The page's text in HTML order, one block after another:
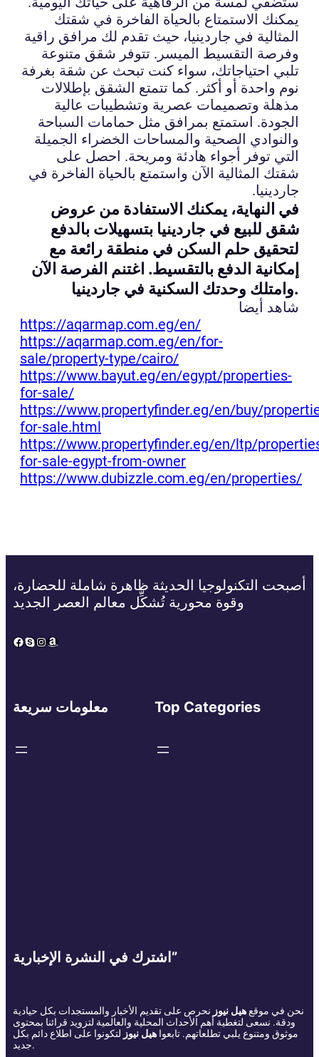
يمكنك الاستمتاع بالحياة الفاخرة في شقتك
المثالية في جاردينيا، حيث تقدم لك مرافق راقية
وفرصة التقسيط الميسر. تتوفر شقق متنوعة
تلبي احتياجاتك، سواء كنت تبحث عن شقة بغرفة
نوم واحدة أو أكثر. كما تتمتع الشقق بإطلالات
مذهلة وتصميمات عصرية وتشطيبات عالية
الجودة. استمتع بمرافق مثل حمامات السباحة
والنوادي الصحية والمساحات الخضراء الجميلة
التي توفر أجواء هادئة ومريحة. احصل على
شقتك المثالية الآن واستمتع بالحياة الفاخرة في
جاردينيا.
في النهاية، يمكنك الاستفادة من عروض
شقق للبيع في جاردينيا بتسهيلات بالدفع
لتحقيق حلم السكن في منطقة رائعة مع
إمكانية الدفع بالتقسيط. اغتنم الفرصة الآن
وامتلك وحدتك السكنية في جاردينيا.
شاهد أيضا
https://aqarmap.com.eg/en/
https://aqarmap.com.eg/en/for-
sale/property-type/cairo/
https://www.bayut.eg/en/egypt/properties-
for-sale/
https://www.propertyfinder.eg/en/buy/
for-sale.html
https://www.propertyfinder.eg/en/ltp/
for-sale-egypt-from-owner
https://www.dubizzle.com.eg/en/properties/
أصبحت التكنولوجيا الحديثة ظاهرة شاملة للحضارة،
وقوة محورية تُشكِّل معالم العصر الجديد
Facebook
Skype
Instagram
Amazon
معلومات سريعة Top Categories
اشترك في النشرة الإخبارية”
نحن في موقعهيل نيوز نحرص على تقديم الأخبار والمستجدات بكل حيادية
ودقة. نسعى لتغطية أهم الأحداث المحلية والعالمية لتزويد قرائنا بمحتوى
موثوق ومتنوع يلبي تطلعاتهم. تابعوا هيل نيوز لتكونوا على اطلاع دائم بكل
جديد.